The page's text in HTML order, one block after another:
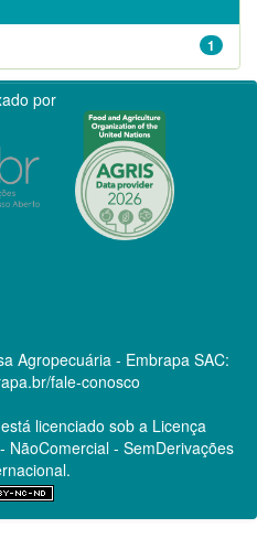
1
por
Agropecuária - Embrapa SAC:
fale-conosco
licenciado sob a Licença
NãoComercial - SemDerivações